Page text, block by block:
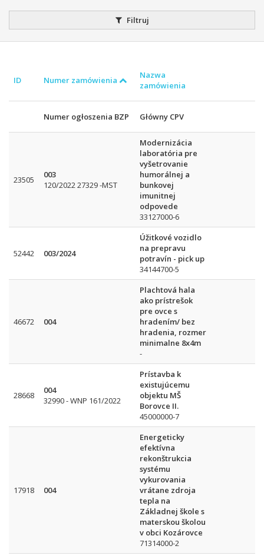
Filtruj
ID Numer zamówienia
Nazwa
zamówienia
Numer ogłoszenia BZP Główny CPV
23505
003
120/2022 27329 -MST
Modernizácia
laboratória pre
vyšetrovanie
humorálnej a
bunkovej
imunitnej
odpovede
33127000-6
52442 003/2024
Úžitkové vozidlo
na prepravu
potravín - pick up
34144700-5
46672 004
Plachtová hala
ako prístrešok
pre ovce s
hradením/ bez
hradenia, rozmer
minimalne 8x4m
-
28668
004
32990 - WNP 161/2022
Prístavba k
existujúcemu
objektu MŠ
Borovce II.
45000000-7
17918 004
Energeticky
efektívna
rekonštrukcia
systému
vykurovania
vrátane zdroja
tepla na
Základnej škole s
materskou školou
v obci Kozárovce
71314000-2